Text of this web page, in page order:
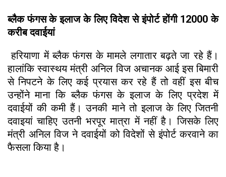
ब्लैक फंगस के इलाज के लिए विदेश से इंपोर्ट होंगी 12000 के
करीब दवाईयां
हरियाणा में ब्लैक फंगस के मामले लगातार बढ़ते जा रहे हैं।
हालांकि स्वास्थय मंत्री अनिल विज अचानक आई इस बिमारी
से निपटने के लिए कई प्रयास कर रहे हैं तो वहीं इस बीच
उन्होंने माना कि ब्लैक फंगस के इलाज के लिए प्रदेश में
दवाईयों की कमी हैं। उनकी माने तो इलाज के लिए जितनी
दवाइयां चाहिए उतनी भरपूर मात्रा में नहीं है। जिसके लिए
मंत्री अनिल विज ने दवाईयों को विदेशों से इंपोर्ट करवाने का
फैसला किया है।